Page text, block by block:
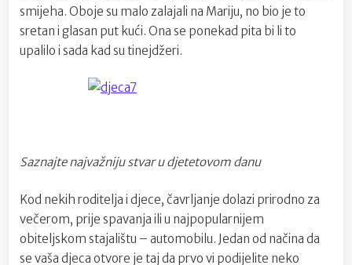
smijeha. Oboje su malo zalajali na Mariju, no bio je to
sretan i glasan put kući. Ona se ponekad pita bi li to
upalilo i sada kad su tinejdžeri.
Saznajte najvažniju stvar u djetetovom danu
Kod nekih roditelja i djece, čavrljanje dolazi prirodno za
večerom, prije spavanja ili u najpopularnijem
obiteljskom stajalištu – automobilu. Jedan od načina da
se vaša djeca otvore je taj da prvo vi podijelite neko